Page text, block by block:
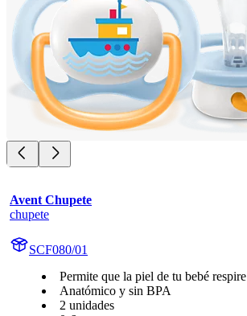
Avent Chupete
chupete
SCF080/01
Permite que la piel de tu bebé respire
Anatómico y sin BPA
2 unidades